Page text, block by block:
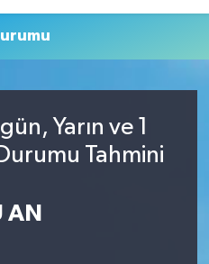
Yarın ve 1
Tahmini
AN